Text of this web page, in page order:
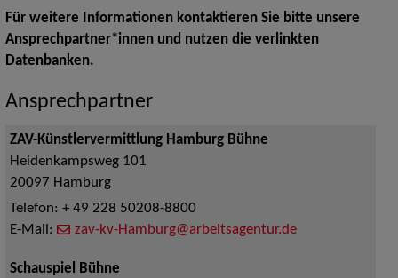
Für weitere Informationen kontaktieren Sie bitte unsere
Ansprechpartner*innen und nutzen die verlinkten
Datenbanken.
Ansprechpartner
ZAV-Künstlervermittlung Hamburg Bühne
Heidenkampsweg 101
20097 Hamburg
Telefon: + 49 228 50208-8800
E-Mail:
zav-kv-Hamburg@arbeitsagentur.de
Schauspiel Bühne